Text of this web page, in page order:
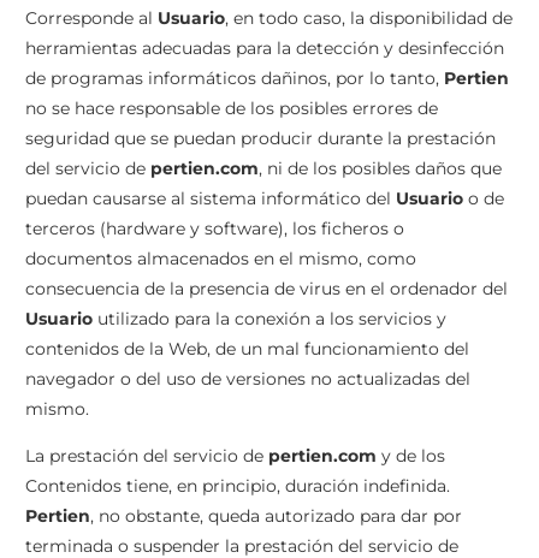
Corresponde al Usuario, en todo caso, la disponibilidad de
herramientas adecuadas para la detección y desinfección
de programas informáticos dañinos, por lo tanto, Pertien
no se hace responsable de los posibles errores de
seguridad que se puedan producir durante la prestación
del servicio de pertien.com, ni de los posibles daños que
puedan causarse al sistema informático del Usuario o de
terceros (hardware y software), los ficheros o
documentos almacenados en el mismo, como
consecuencia de la presencia de virus en el ordenador del
Usuario utilizado para la conexión a los servicios y
contenidos de la Web, de un mal funcionamiento del
navegador o del uso de versiones no actualizadas del
mismo.
La prestación del servicio de pertien.com y de los
Contenidos tiene, en principio, duración indefinida.
Pertien, no obstante, queda autorizado para dar por
terminada o suspender la prestación del servicio de